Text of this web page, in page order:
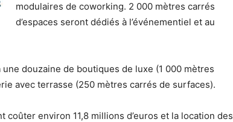
modulaires de coworking. 2 000 mètres carrés
d’espaces seront dédiés à l’événementiel et au
douzaine de boutiques de luxe (1 000 mètres
avec terrasse (250 mètres carrés de surfaces).
coûter environ 11,8 millions d’euros et la location des